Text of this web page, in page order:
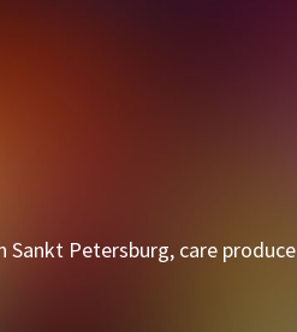
Sankt Petersburg, care produce